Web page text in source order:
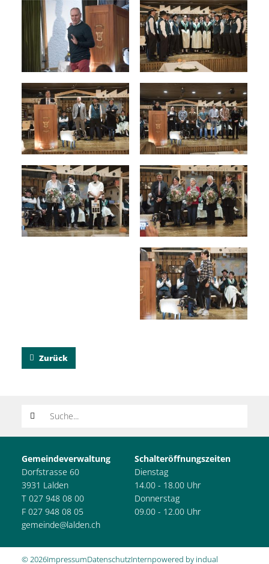
Zurück
Suchwort
Gemeindeverwaltung
Dorfstrasse 60
3931 Lalden
T 027 948 08 00
F 027 948 08 05
gemeinde@lalden.ch
Schalteröffnungszeiten
Dienstag
14.00 - 18.00 Uhr
Donnerstag
09.00 - 12.00 Uhr
© 2026ImpressumDatenschutzInternpowered by indual